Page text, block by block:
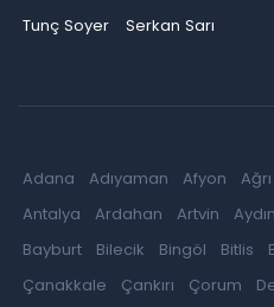
Tunç Soyer
Serkan Sarı
Adana Adıyaman Afyon Ağrı
Antalya
Ardahan Artvin Aydın
Bayburt
Bilecik Bingöl Bitlis
Çanakkale
Çankırı Çorum